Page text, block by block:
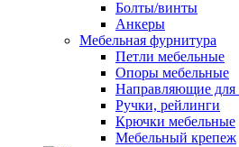
Болты/винты
Анкеры
Мебельная фурнитура
Петли мебельные
Опоры мебельные
Направляющие для
Ручки, рейлинги
Крючки мебельные
Мебельный крепеж